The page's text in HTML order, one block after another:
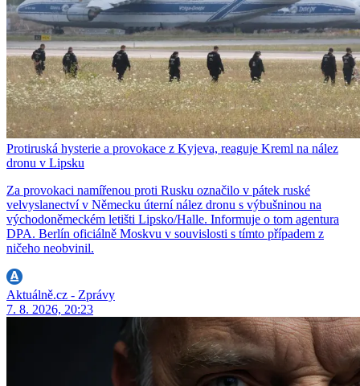
Protiruská hysterie a provokace z Kyjeva, reaguje Kreml na nález
dronu v Lipsku
Za provokaci namířenou proti Rusku označilo v pátek ruské
velvyslanectví v Německu úterní nález dronu s výbušninou na
východoněmeckém letišti Lipsko/Halle. Informuje o tom agentura
DPA. Berlín oficiálně Moskvu v souvislosti s tímto případem z
ničeho neobvinil.
Aktuálně.cz - Zprávy
7. 8. 2026, 20:23